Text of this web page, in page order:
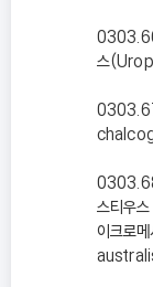
스
스티우
이크로